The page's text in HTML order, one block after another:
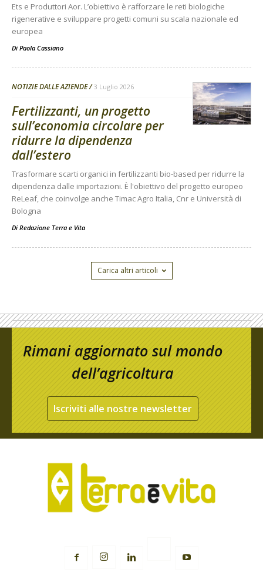
Ets e Produttori Aor. L’obiettivo è rafforzare le reti biologiche
rigenerative e sviluppare progetti comuni su scala nazionale ed
europea
Di Paola Cassiano
NOTIZIE DALLE AZIENDE 3 Luglio 2026
Fertilizzanti, un progetto
sull’economia circolare per
ridurre la dipendenza
dall’estero
Trasformare scarti organici in fertilizzanti bio-based per ridurre la
dipendenza dalle importazioni. È l'obiettivo del progetto europeo
ReLeaf, che coinvolge anche Timac Agro Italia, Cnr e Università di
Bologna
Di Redazione Terra e Vita
Carica altri articoli
Rimani aggiornato sul mondo
dell’agricoltura
Iscriviti alle nostre newsletter